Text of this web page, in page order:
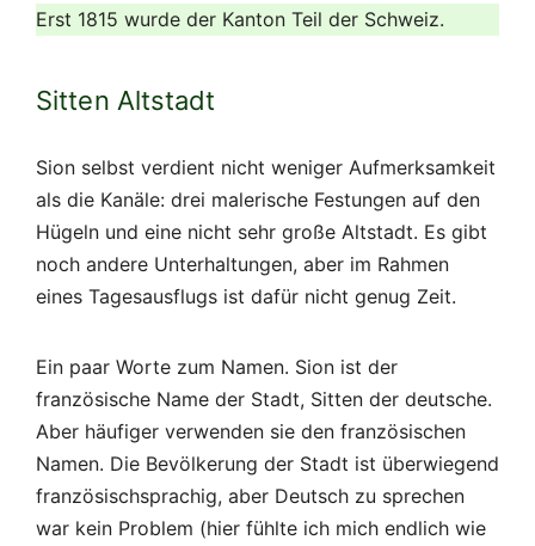
Erst 1815 wurde der Kanton Teil der Schweiz.
Sitten Altstadt
Sion selbst verdient nicht weniger Aufmerksamkeit
als die Kanäle: drei malerische Festungen auf den
Hügeln und eine nicht sehr große Altstadt. Es gibt
noch andere Unterhaltungen, aber im Rahmen
eines Tagesausflugs ist dafür nicht genug Zeit.
Ein paar Worte zum Namen. Sion ist der
französische Name der Stadt, Sitten der deutsche.
Aber häufiger verwenden sie den französischen
Namen. Die Bevölkerung der Stadt ist überwiegend
französischsprachig, aber Deutsch zu sprechen
war kein Problem (hier fühlte ich mich endlich wie